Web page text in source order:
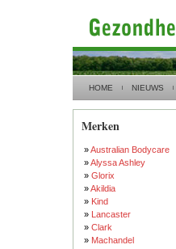
HOME NIEUWS
Merken
»Australian Bodycare
»Alyssa Ashley
» Glorix
»Akildia
» Kind
» Lancaster
» Clark
» Machandel